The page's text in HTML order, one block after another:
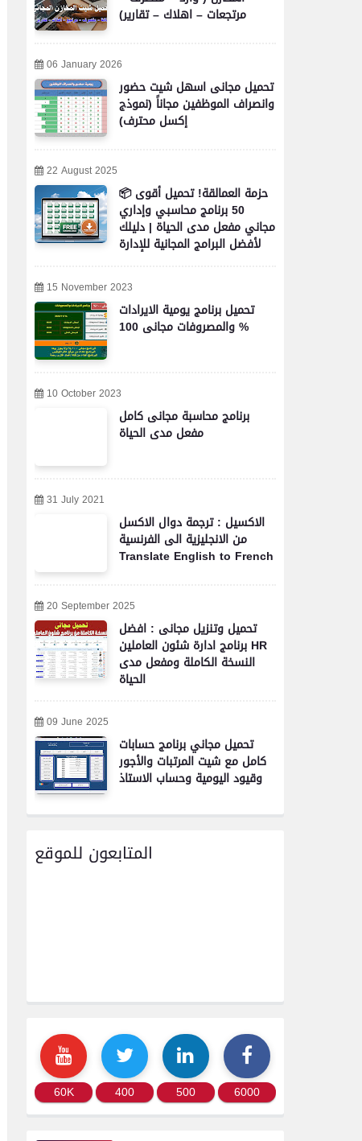
مرتجعات – اهلاك – تقارير)
06 January 2026
تحميل مجانى اسهل شيت حضور
وانصراف الموظفين مجاناً (نموذج
إكسل محترف)
22 August 2025
📦 حزمة العمالقة! تحميل أقوى
50 برنامج محاسبي وإداري
مجاني مفعل مدى الحياة | دليلك
لأفضل البرامج المجانية للإدارة
15 November 2023
تحميل برنامج يومية الايرادات
والمصروفات مجانى 100 %
10 October 2023
برنامج محاسبة مجانى كامل
مفعل مدى الحياة
31 July 2021
الاكسيل : ترجمة دوال الاكسل
من الانجليزية الى الفرنسية
Translate English to French
20 September 2025
تحميل وتنزيل مجانى : افضل
برنامج ادارة شئون العاملين HR
النسخة الكاملة ومفعل مدى
الحياة
09 June 2025
تحميل مجاني برنامج حسابات
كامل مع شيت المرتبات والأجور
وقيود اليومية وحساب الاستاذ
المتابعون للموقع
60K 400 500 6000